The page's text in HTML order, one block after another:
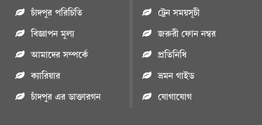
চাঁদপুর পরিচিতি
বিজ্ঞাপন মুল্য
আমাদের সম্পর্কে
ক্যারিয়ার
চাঁদপুর এর ডাক্তারগন
ট্রেন সময়সূচী
জরুরী ফোন নম্বর
প্রতিনিধি
ভ্রমন গাইড
যোগাযোগ